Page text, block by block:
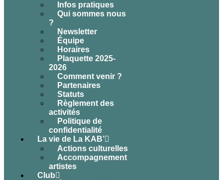
Infos pratiques
Qui sommes nous
?
Newsletter
Équipe
Horaires
Plaquette 2025-
2026
Comment venir ?
Partenaires
Statuts
Règlement des
activités
Politique de
confidentialité
La vie de La KAB’
Actions culturelles
Accompagnement
artistes
Club